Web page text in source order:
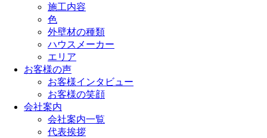
施工内容
色
外壁材の種類
ハウスメーカー
エリア
お客様の声
お客様インタビュー
お客様の笑顔
会社案内
会社案内一覧
代表挨拶